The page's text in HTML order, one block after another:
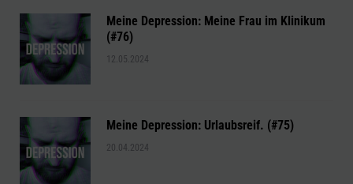
Meine Depression: Meine Frau im Klinikum
(#76)
12.05.2024
Meine Depression: Urlaubsreif. (#75)
20.04.2024